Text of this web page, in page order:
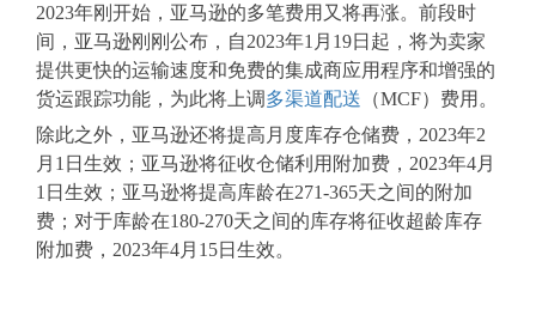
2023年刚开始，亚马逊的多笔费用又将再涨。前段时
间，亚马逊刚刚公布，自2023年1月19日起，将为卖家
提供更快的运输速度和免费的集成商应用程序和增强的
货运跟踪功能，为此将上调多渠道配送 （MCF）费用。
除此之外，亚马逊还将提高月度库存仓储费，2023年2
月1日生效；亚马逊将征收仓储利用附加费，2023年4月
1日生效；亚马逊将提高库龄在271-365天之间的附加
费；对于库龄在180-270天之间的库存将征收超龄库存
附加费，2023年4月15日生效。